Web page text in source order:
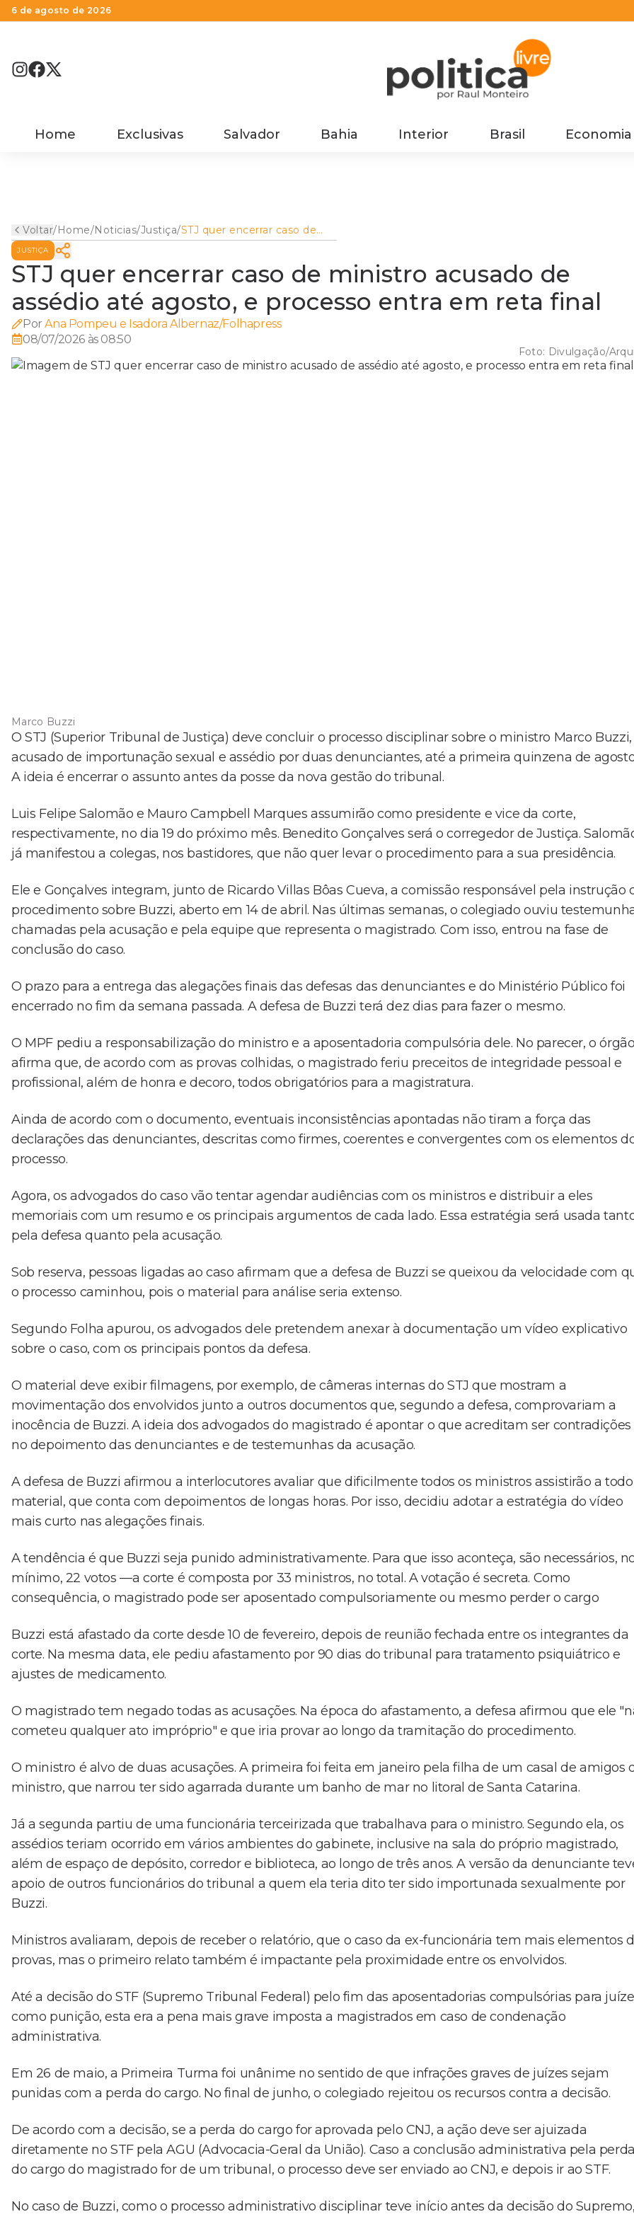
6 de agosto de 2026
Home Exclusivas Salvador Bahia Interior Brasil Economia
Voltar/Home/Noticias/Justiça/STJ quer encerrar caso de
ministro acusado de assédio
JUSTIÇA
STJ quer encerrar caso de ministro acusado de
assédio até agosto, e processo entra em reta final
Por Ana Pompeu e Isadora Albernaz/Folhapress
08/07/2026 às 08:50
Foto: Divulgação/
Marco Buzzi
O STJ (Superior Tribunal de Justiça) deve concluir o processo disciplinar sobre o ministro Marco Buzzi,
acusado de importunação sexual e assédio por duas denunciantes, até a primeira quinzena de
A ideia é encerrar o assunto antes da posse da nova gestão do tribunal.
Luis Felipe Salomão e Mauro Campbell Marques assumirão como presidente e vice da corte,
respectivamente, no dia 19 do próximo mês. Benedito Gonçalves será o corregedor de Justiça.
já manifestou a colegas, nos bastidores, que não quer levar o procedimento para a sua presidência.
Ele e Gonçalves integram, junto de Ricardo Villas Bôas Cueva, a comissão responsável pela instrução
procedimento sobre Buzzi, aberto em 14 de abril. Nas últimas semanas, o colegiado ouviu
chamadas pela acusação e pela equipe que representa o magistrado. Com isso, entrou na fase de
conclusão do caso.
O prazo para a entrega das alegações finais das defesas das denunciantes e do Ministério Público foi
encerrado no fim da semana passada. A defesa de Buzzi terá dez dias para fazer o mesmo.
O MPF pediu a responsabilização do ministro e a aposentadoria compulsória dele. No parecer, o órgão
afirma que, de acordo com as provas colhidas, o magistrado feriu preceitos de integridade pessoal e
profissional, além de honra e decoro, todos obrigatórios para a magistratura.
Ainda de acordo com o documento, eventuais inconsistências apontadas não tiram a força das
declarações das denunciantes, descritas como firmes, coerentes e convergentes com os elementos
processo.
Agora, os advogados do caso vão tentar agendar audiências com os ministros e distribuir a eles
memoriais com um resumo e os principais argumentos de cada lado. Essa estratégia será usada
pela defesa quanto pela acusação.
Sob reserva, pessoas ligadas ao caso afirmam que a defesa de Buzzi se queixou da velocidade com
o processo caminhou, pois o material para análise seria extenso.
Segundo Folha apurou, os advogados dele pretendem anexar à documentação um vídeo explicativo
sobre o caso, com os principais pontos da defesa.
O material deve exibir filmagens, por exemplo, de câmeras internas do STJ que mostram a
movimentação dos envolvidos junto a outros documentos que, segundo a defesa, comprovariam a
inocência de Buzzi. A ideia dos advogados do magistrado é apontar o que acreditam ser contradições
no depoimento das denunciantes e de testemunhas da acusação.
A defesa de Buzzi afirmou a interlocutores avaliar que dificilmente todos os ministros assistirão a
material, que conta com depoimentos de longas horas. Por isso, decidiu adotar a estratégia do vídeo
mais curto nas alegações finais.
A tendência é que Buzzi seja punido administrativamente. Para que isso aconteça, são necessários,
mínimo, 22 votos —a corte é composta por 33 ministros, no total. A votação é secreta. Como
consequência, o magistrado pode ser aposentado compulsoriamente ou mesmo perder o cargo
Buzzi está afastado da corte desde 10 de fevereiro, depois de reunião fechada entre os integrantes da
corte. Na mesma data, ele pediu afastamento por 90 dias do tribunal para tratamento psiquiátrico e
ajustes de medicamento.
O magistrado tem negado todas as acusações. Na época do afastamento, a defesa afirmou que ele
cometeu qualquer ato impróprio" e que iria provar ao longo da tramitação do procedimento.
O ministro é alvo de duas acusações. A primeira foi feita em janeiro pela filha de um casal de amigos
ministro, que narrou ter sido agarrada durante um banho de mar no litoral de Santa Catarina.
Já a segunda partiu de uma funcionária terceirizada que trabalhava para o ministro. Segundo ela, os
assédios teriam ocorrido em vários ambientes do gabinete, inclusive na sala do próprio magistrado,
além de espaço de depósito, corredor e biblioteca, ao longo de três anos. A versão da denunciante
apoio de outros funcionários do tribunal a quem ela teria dito ter sido importunada sexualmente por
Buzzi.
Ministros avaliaram, depois de receber o relatório, que o caso da ex-funcionária tem mais elementos
provas, mas o primeiro relato também é impactante pela proximidade entre os envolvidos.
Até a decisão do STF (Supremo Tribunal Federal) pelo fim das aposentadorias compulsórias para
como punição, esta era a pena mais grave imposta a magistrados em caso de condenação
administrativa.
Em 26 de maio, a Primeira Turma foi unânime no sentido de que infrações graves de juízes sejam
punidas com a perda do cargo. No final de junho, o colegiado rejeitou os recursos contra a decisão.
De acordo com a decisão, se a perda do cargo for aprovada pelo CNJ, a ação deve ser ajuizada
diretamente no STF pela AGU (Advocacia-Geral da União). Caso a conclusão administrativa pela perda
do cargo do magistrado for de um tribunal, o processo deve ser enviado ao CNJ, e depois ir ao STF.
No caso de Buzzi, como o processo administrativo disciplinar teve início antes da decisão do Supremo,